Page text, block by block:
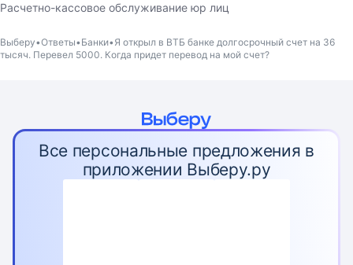
Расчетно-кассовое обслуживание юр лиц
Выберу Ответы Банки Я открыл в ВТБ банке долгосрочный счет на 36
тысяч. Перевел 5000. Когда придет перевод на мой счет?
Все персональные предложения в
приложении Выберу.ру